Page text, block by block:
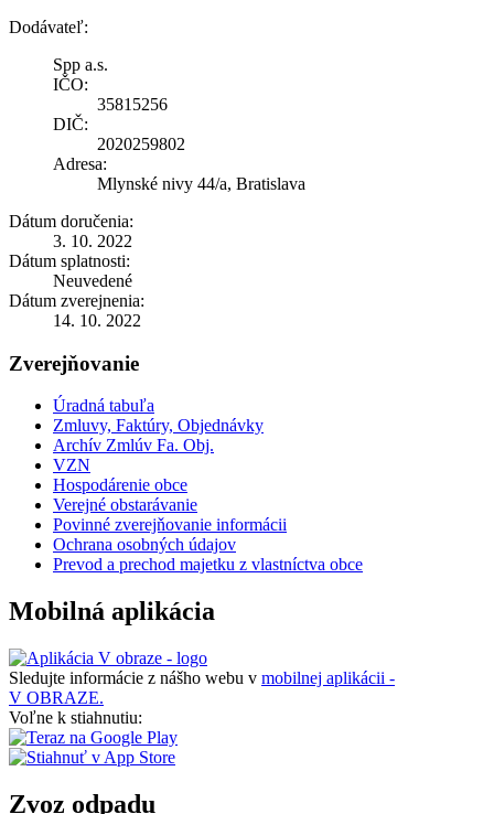
Dodávateľ:
Spp a.s.
IČO:
35815256
DIČ:
2020259802
Adresa:
Mlynské nivy 44/a, Bratislava
Dátum doručenia:
3. 10. 2022
Dátum splatnosti:
Neuvedené
Dátum zverejnenia:
14. 10. 2022
Zverejňovanie
Úradná tabuľa
Zmluvy, Faktúry, Objednávky
Archív Zmlúv Fa. Obj.
VZN
Hospodárenie obce
Verejné obstarávanie
Povinné zverejňovanie informácii
Ochrana osobných údajov
Prevod a prechod majetku z vlastníctva obce
Mobilná aplikácia
Sledujte informácie z nášho webu v mobilnej aplikácii -
V OBRAZE.
Voľne k stiahnutiu:
Zvoz odpadu